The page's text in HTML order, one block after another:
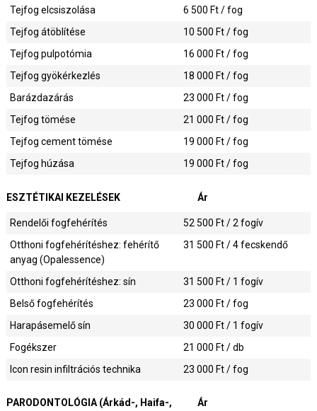
6 500 Ft / fog
Tejfog elcsiszolása
10 500 Ft / fog
Tejfog átöblítése
16 000 Ft / fog
Tejfog pulpotómia
18 000 Ft / fog
Tejfog gyökérkezlés
23 000 Ft / fog
Barázdazárás
21 000 Ft / fog
Tejfog tömése
19 000 Ft / fog
Tejfog cement tömése
19 000 Ft / fog
Tejfog húzása
ESZTÉTIKAI KEZELÉSEK Ár
52 500Ft / 2 fogív
Rendelői fogfehérítés
31 500Ft / 4 fecskendő
Otthoni fogfehérítéshez: fehérítő
anyag (Opalessence)
31 500Ft / 1 fogív
Otthoni fogfehérítéshez: sín
23 000Ft / fog
Belső fogfehérítés
30 000Ft / 1 fogív
Harapásemelő sín
21 000Ft / db
Fogékszer
23 000Ft / fog
Icon resin infiltrációs technika
PARODONTOLÓGIA (Árkád-, Haifa-,
Ár